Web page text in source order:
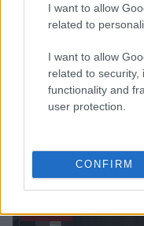
I want to allow
related to
I want to allow
related to security,
functionality and
user protection.
CONFIRM
Continua a
MOTORI